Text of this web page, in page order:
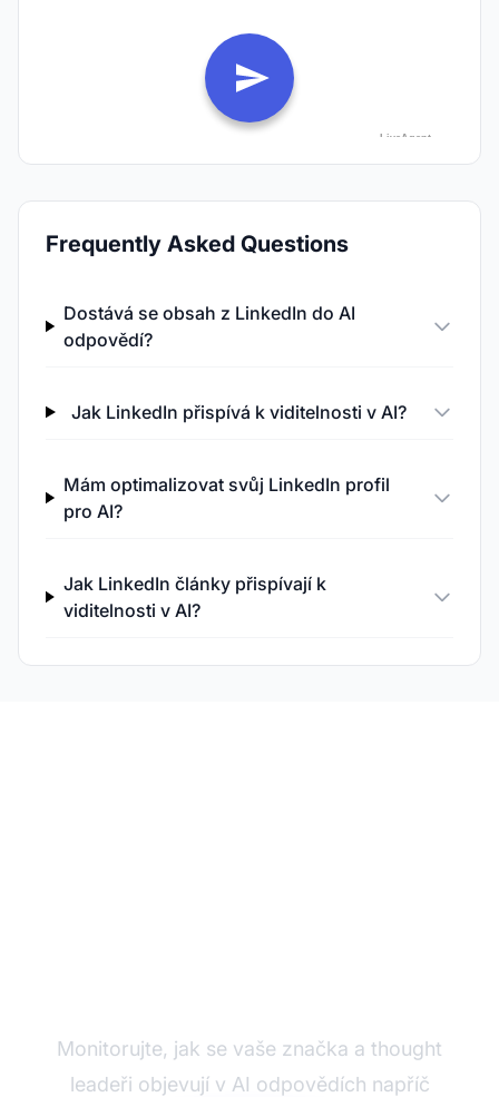
Frequently Asked Questions
Dostává se obsah z LinkedIn do AI
odpovědí?
Jak LinkedIn přispívá k viditelnosti v AI?
Mám optimalizovat svůj LinkedIn profil
pro AI?
Jak LinkedIn články přispívají k
viditelnosti v AI?
Monitorujte, jak se vaše značka a thought
leadeři objevují v AI odpovědích napříč